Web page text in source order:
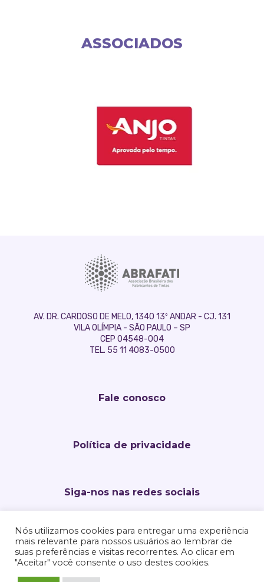
ASSOCIADOS
AV. DR. CARDOSO DE MELO, 1340 13º ANDAR - CJ. 131
VILA OLÍMPIA - SÃO PAULO – SP
CEP 04548-004
TEL. 55 11 4083-0500
Fale conosco
Política de privacidade
Siga-nos nas redes sociais
Nós utilizamos cookies para entregar uma experiência
mais relevante para nossos usuários ao lembrar de
suas preferências e visitas recorrentes. Ao clicar em
"Aceitar" você consente o uso destes cookies.